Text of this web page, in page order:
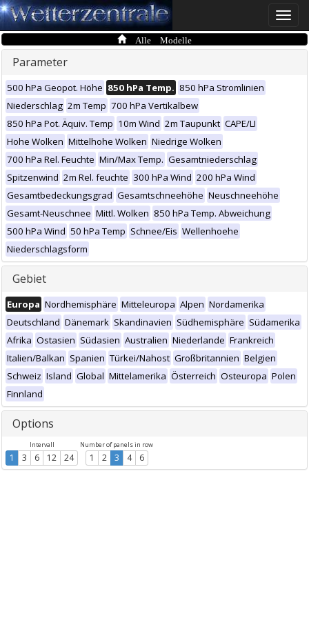
Toggle
Alle Modelle
Parameter
500 hPa Geopot. Höhe 850 hPa Temp. 850 hPa Stromlinien
Niederschlag 2m Temp 700 hPa Vertikalbew
850 hPa Pot. Äquiv. Temp 10m Wind 2m Taupunkt CAPE/LI
Hohe Wolken Mittelhohe Wolken Niedrige Wolken
700 hPa Rel. Feuchte Min/Max Temp. Gesamtniederschlag
Spitzenwind 2m Rel. feuchte 300 hPa Wind 200 hPa Wind
Gesamtbedeckungsgrad Gesamtschneehöhe Neuschneehöhe
Gesamt-Neuschnee Mittl. Wolken 850 hPa Temp. Abweichung
500 hPa Wind 50 hPa Temp Schnee/Eis Wellenhoehe
Niederschlagsform
Gebiet
Europa Nordhemisphäre Mitteleuropa Alpen Nordamerika
Deutschland Dänemark Skandinavien Südhemisphäre Südamerika
Afrika Ostasien Südasien Australien Niederlande Frankreich
Italien/Balkan Spanien Türkei/Nahost Großbritannien Belgien
Schweiz Island Global Mittelamerika Österreich Osteuropa Polen
Finnland
Options
Intervall
1 3 6 12 24
Number of panels in row
1 2 3 4 6